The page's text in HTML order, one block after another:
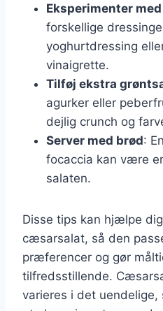
Eksperimenter
forskellige
yoghurtdressing
vinaigrette.
Tilføj ekstra
agurker eller
dejlig crunch og
Server med brød:
focaccia kan være
salaten.
Disse tips kan hjælpe
cæsarsalat, så den
præferencer og gør
tilfredsstillende.
varieres i det